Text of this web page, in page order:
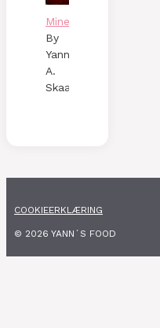
Minestronesoppa
By
Yann
A.
Skaalen
COOKIEERKLÆRING
© 2026 YANN´S FOOD